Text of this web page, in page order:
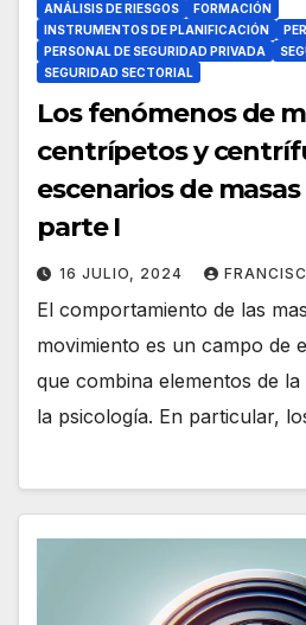
ANÁLISIS DE RIESGOS
FORMACIÓN
INSTRUMENTOS DE PLANIFICACIÓN
PERSONAL DE SEGURIDAD PRIVADA
SEGURIDAD SECTORIAL
Los fenómenos de
centrípetos y
escenarios de
parte I
16 JULIO, 2024
El comportamiento de las
movimiento es un campo de
que combina elementos de
la psicología. En particular,